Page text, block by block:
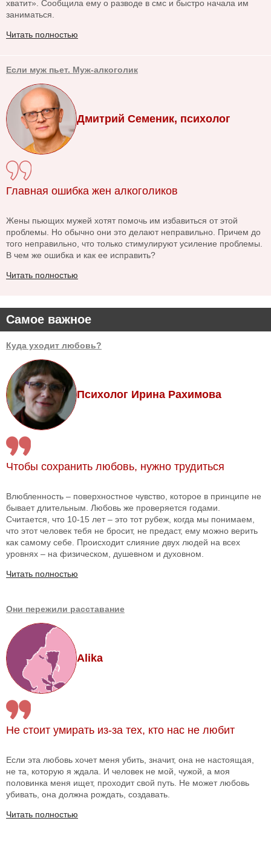
Самое важное
Куда уходит любовь?
Психолог Ирина Рахимова
Чтобы сохранить любовь, нужно трудиться
Влюбленность – поверхностное чувство, которое в принципе не
бывает длительным. Любовь же проверяется годами.
Считается, что 10-15 лет – это тот рубеж, когда мы понимаем,
что этот человек тебя не бросит, не предаст, ему можно верить
как самому себе. Происходит слияние двух людей на всех
уровнях – на физическом, душевном и духовном.
Читать полностью
Они пережили расставание
Alika
Не стоит умирать из-за тех, кто нас не любит
Если эта любовь хочет меня убить, значит, она не настоящая,
не та, которую я ждала. И человек не мой, чужой, а моя
половинка меня ищет, проходит свой путь. Не может любовь
убивать, она должна рождать, создавать.
Читать полностью
хватит». Сообщила ему о разводе в смс и быстро начала им
заниматься.
Читать полностью
Если муж пьет. Муж-алкоголик
Дмитрий Семеник, психолог
Главная ошибка жен алкоголиков
Жены пьющих мужей хотят помочь им избавиться от этой
проблемы. Но обычно они это делают неправильно. Причем до
того неправильно, что только стимулируют усиление проблемы.
В чем же ошибка и как ее исправить?
Читать полностью